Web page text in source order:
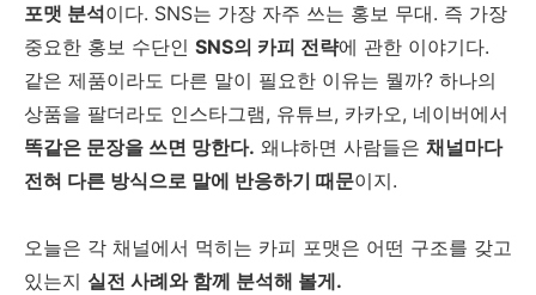
포맷 분석이다. SNS는 가장 자주 쓰는 홍보 무대. 즉 가장
중요한 홍보 수단인 SNS의 카피 전략에 관한 이야기다.
같은 제품이라도 다른 말이 필요한 이유는 뭘까? 하나의
상품을 팔더라도 인스타그램, 유튜브, 카카오, 네이버에서
똑같은 문장을 쓰면 망한다. 왜냐하면 사람들은 채널마다
전혀 다른 방식으로 말에 반응하기 때문이지.
오늘은 각 채널에서 먹히는 카피 포맷은 어떤 구조를 갖고
있는지 실전 사례와 함께 분석해 볼게.